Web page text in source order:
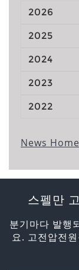
2026
2025
2024
2023
2022
News Home
스펠만
분기마다 발행
요. 고전압전